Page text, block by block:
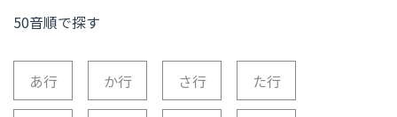
50音順で探す
あ行 か行 さ行 た行